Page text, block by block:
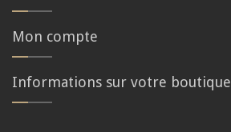
Mon compte
Informations sur votre boutique